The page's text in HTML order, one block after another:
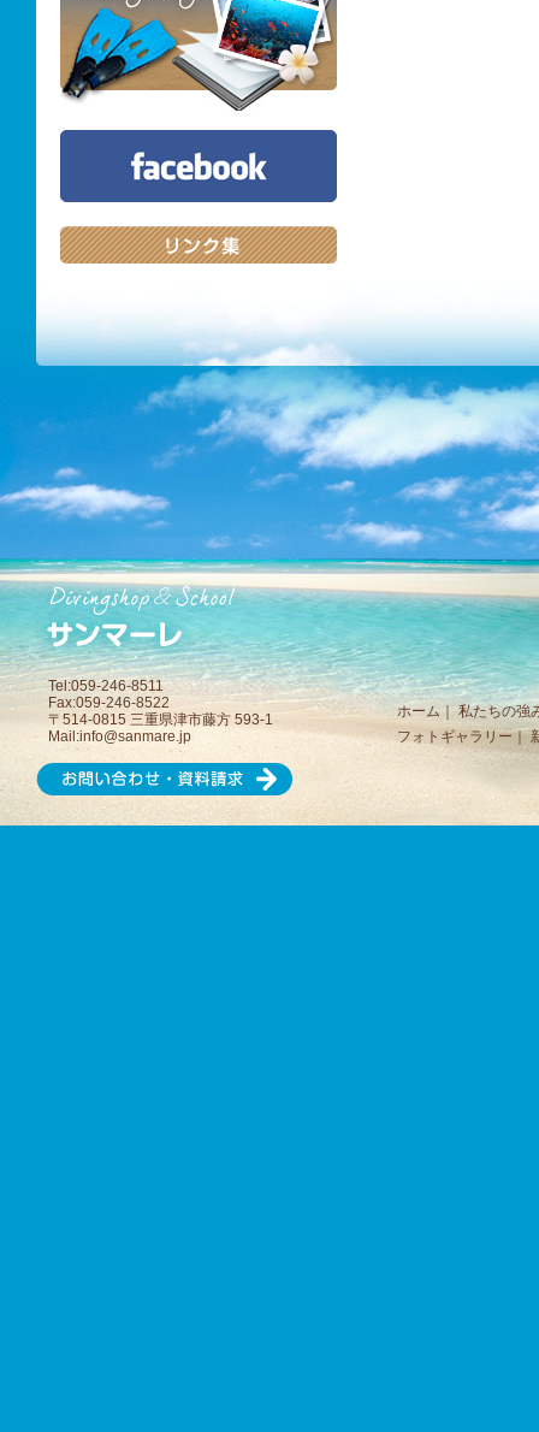
Tel:059-246-8511
Fax:059-246-8522
〒514-0815 三重県津市藤方 593-1
Mail:info@sanmare.jp
ホーム
私たちの強
フォトギャラリー｜